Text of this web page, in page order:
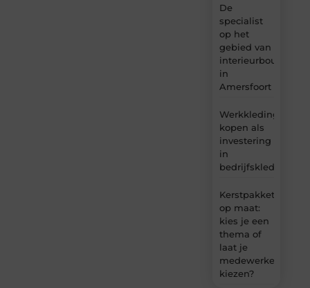
De
specialist
op het
gebied van
interieurbouw
in
Amersfoort
Werkkleding
kopen als
investering
in
bedrijfskleding
Kerstpakket
op maat:
kies je een
thema of
laat je
medewerkers
kiezen?